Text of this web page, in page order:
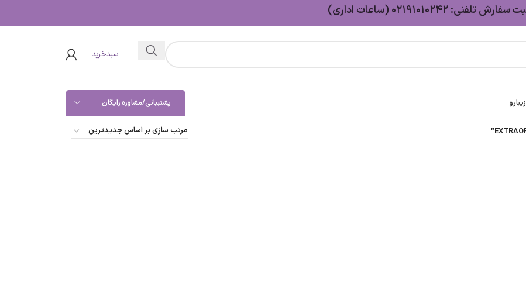
سفارش تلفنی: 02191010242 (ساعات اداری)
سبدخرید
پشتیبانی/مشاوره رایگان